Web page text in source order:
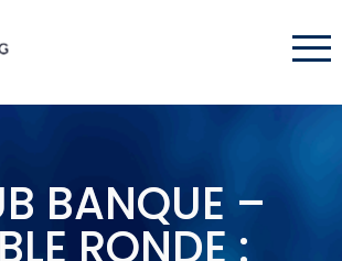
BANQUE –
RONDE :